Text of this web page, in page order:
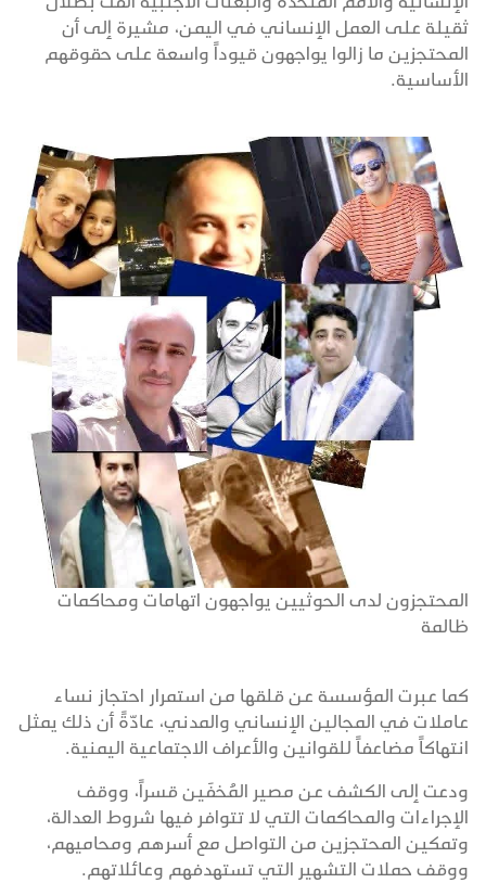
ثقيلة على العمل الإنساني في اليمن، مشيرة إلى أن
المحتجزين ما زالوا يواجهون قيوداً واسعة على حقوقهم
الأساسية.
المحتجزون لدى الحوثيين يواجهون اتهامات ومحاكمات
ظالمة
كما عبرت المؤسسة عن قلقها من استمرار احتجاز نساء
عاملات في المجالين الإنساني والمدني، عادّةً أن ذلك يمثل
انتهاكاً مضاعفاً للقوانين والأعراف الاجتماعية اليمنية.
ودعت إلى الكشف عن مصير المُخفَين قسراً، ووقف
الإجراءات والمحاكمات التي لا تتوافر فيها شروط العدالة،
وتمكين المحتجزين من التواصل مع أسرهم ومحاميهم،
ووقف حملات التشهير التي تستهدفهم وعائلاتهم.